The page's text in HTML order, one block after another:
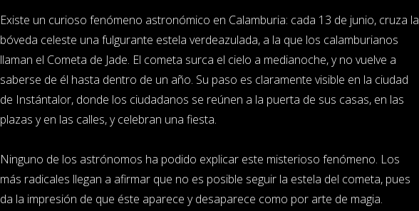
Existe un curioso fenómeno astronómico en Calamburia: cada 13 de junio, cruza la
bóveda celeste una fulgurante estela verdeazulada, a la que los calamburianos
llaman el Cometa de Jade. El cometa surca el cielo a medianoche, y no vuelve a
saberse de él hasta dentro de un año. Su paso es claramente visible en la ciudad
de Instántalor, donde los ciudadanos se reúnen a la puerta de sus casas, en las
plazas y en las calles, y celebran una fiesta.
Ninguno de los astrónomos ha podido explicar este misterioso fenómeno. Los
más radicales llegan a afirmar que no es posible seguir la estela del cometa, pues
da la impresión de que éste aparece y desaparece como por arte de magia.